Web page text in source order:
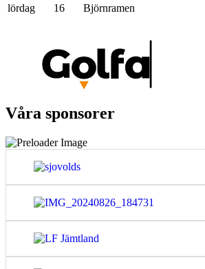
lördag 16 Björnramen
Våra sponsorer